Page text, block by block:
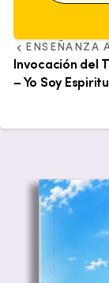
ENSEÑANZA
Invocación del
– Yo Soy